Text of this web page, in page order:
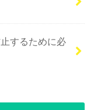
するために必